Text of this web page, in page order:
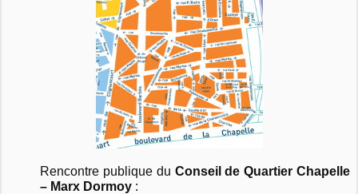
Rencontre publique du Conseil de Quartier Chapelle
– Marx Dormoy :